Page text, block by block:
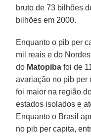
bruto de 73 bilhões
bilhões em 2000.
Enquanto o pib per
mil reais e do
do Matopiba foi de
avariação no pib per
foi maior na região
estados isolados e
Enquanto o Brasil
no pib per capita,